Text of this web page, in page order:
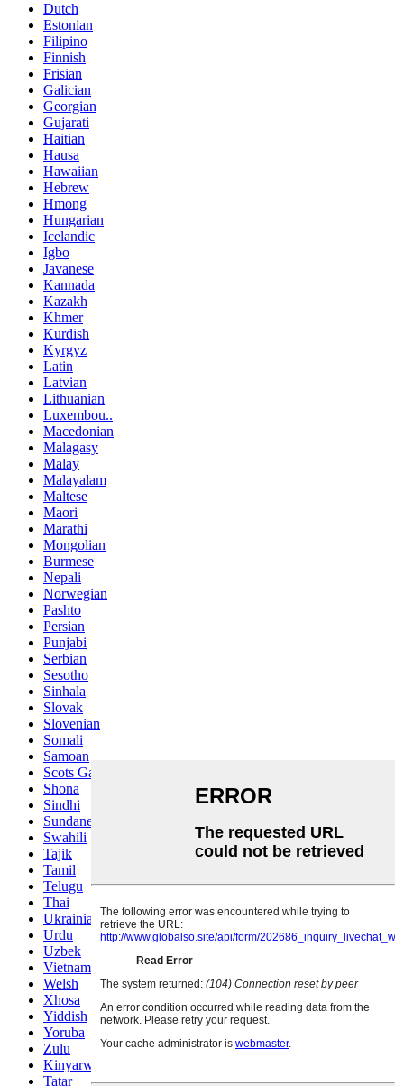
Dutch
Estonian
Filipino
Finnish
Frisian
Galician
Georgian
Gujarati
Haitian
Hausa
Hawaiian
Hebrew
Hmong
Hungarian
Icelandic
Igbo
Javanese
Kannada
Kazakh
Khmer
Kurdish
Kyrgyz
Latin
Latvian
Lithuanian
Luxembou..
Macedonian
Malagasy
Malay
Malayalam
Maltese
Maori
Marathi
Mongolian
Burmese
Nepali
Norwegian
Pashto
Persian
Punjabi
Serbian
Sesotho
Sinhala
Slovak
Slovenian
Somali
Samoan
Scots Gaelic
Shona
Sindhi
Sundanese
Swahili
Tajik
Tamil
Telugu
Thai
Ukrainian
Urdu
Uzbek
Vietnamese
Welsh
Xhosa
Yiddish
Yoruba
Zulu
Kinyarwanda
Tatar